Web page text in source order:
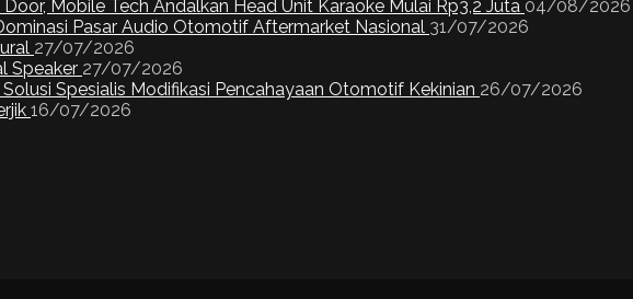
Mobile Tech Andalkan Head Unit Karaoke Mulai Rp3,2 Juta 04/08/2026
Pasar Audio Otomotif Aftermarket Nasional 31/07/2026
27/07/2026
Speaker 27/07/2026
Spesialis Modifikasi Pencahayaan Otomotif Kekinian 26/07/2026
16/07/2026